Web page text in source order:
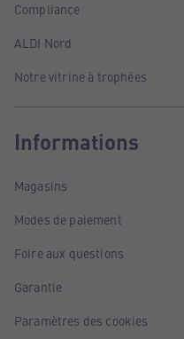
Compliance
ALDI Nord
Notre vitrine à trophées
Informations
Magasins
Modes de paiement
Foire aux questions
Garantie
Paramètres des cookies